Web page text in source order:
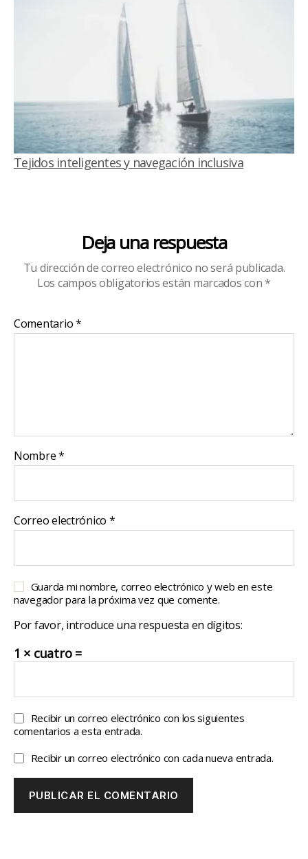
Tejidos inteligentes y navegación inclusiva
Deja una respuesta
Tu dirección de correo electrónico no será publicada.
Los campos obligatorios están marcados con*
Comentario*
Nombre*
Correo electrónico *
Guarda mi nombre, correo electrónico y web en este
navegador para la próxima vez que comente.
Por favor, introduce una respuesta en dígitos:
1 × cuatro =
Recibir un correo electrónico con los siguientes
comentarios a esta entrada.
Recibir un correo electrónico con cada nueva entrada.